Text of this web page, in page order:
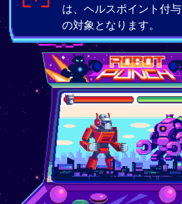
は、ヘルスポイント付与
の対象となります。